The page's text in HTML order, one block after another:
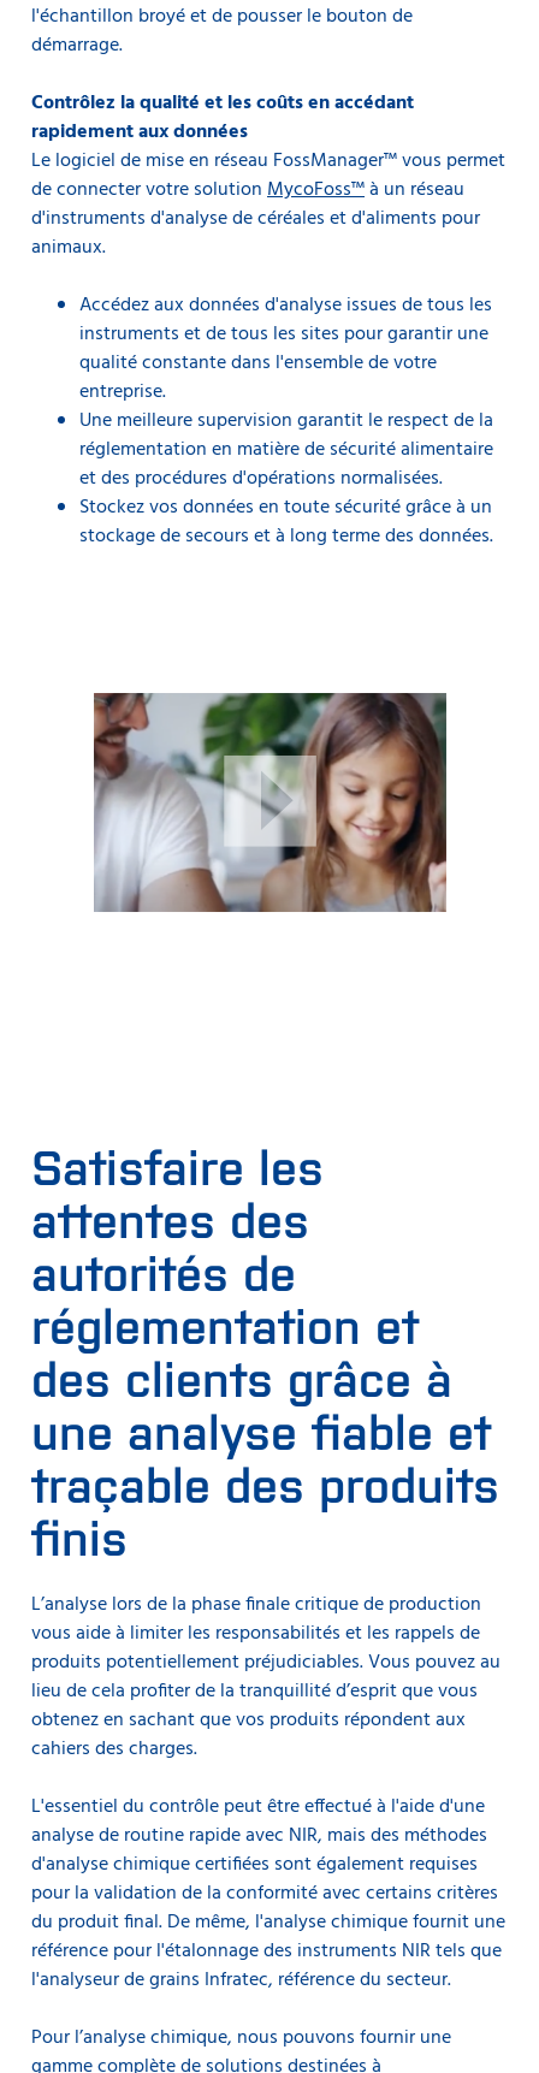
Les paramètres de contrôle clés peuvent être
étroitement supervisés, permettant ainsi un contrôle
plus précis en fonction des objectifs.
Supposons, par exemple, que vous prépariez une charge
qualité inférieure et d’économiser 15 % de blé de haute
qualité. Compte tenu de la charge de 20 000 tonnes,
15 % équivalent à 3 000 tonnes de céréales à un prix
supérieur de 10 euros, ce qui représente une économie
de 30 000 euros.
En permanence, la fiabilité des résultats peut être
facilement vérifiée par rapport à l’analyseur Infratec très
En savoir plus
l'échantillon broyé et de pousser le bouton de
démarrage.
Contrôlez la qualité et les coûts en accédant
rapidement aux données
Le logiciel de mise en réseau FossManager™ vous permet
de connecter votre solutionMycoFoss™à un réseau
d'instruments d'analyse de céréales et d'aliments pour
animaux.
Accédez aux données d'analyse issues de tous les
instruments et de tous les sites pour garantir une
qualité constante dans l'ensemble de votre
entreprise.
Une meilleure supervision garantit le respect de la
réglementation en matière de sécurité alimentaire
et des procédures d'opérations normalisées.
Stockez vos données en toute sécurité grâce à un
stockage de secours et à long terme des données.
Satisfaire les
attentes des
autorités de
réglementation et
des clients grâce à
une analyse fiable et
traçable des produits
finis
L’analyse lors de la phase finale critique de production
vous aide à limiter les responsabilités et les rappels de
produits potentiellement préjudiciables. Vous pouvez au
lieu de cela profiter de la tranquillité d’esprit que vous
obtenez en sachant que vos produits répondent aux
cahiers des charges.
L'essentiel du contrôle peut être effectué à l'aide d'une
analyse de routine rapide avec NIR, mais des méthodes
d'analyse chimique certifiées sont également requises
pour la validation de la conformité avec certains critères
du produit final. De même, l'analyse chimique fournit une
référence pour l'étalonnage des instruments NIR tels que
l'analyseur de grains Infratec, référence du secteur.
Pour l’analyse chimique, nous pouvons fournir une